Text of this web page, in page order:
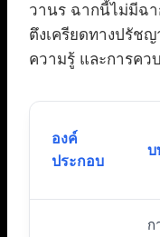
วานร ฉากนี้ไม่มีฉ
ตึงเครียดทางปรัช
ความรู้ และการคว
องค์
ประกอบ
บ
ก